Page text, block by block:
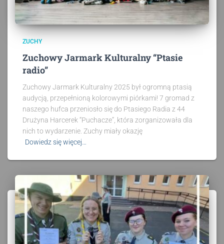
ZUCHY
Zuchowy Jarmark Kulturalny “Ptasie
radio”
Zuchowy Jarmark Kulturalny 2025 był ogromną ptasią
audycją, przepełnioną kolorowymi piórkami! 7 gromad z
naszego hufca przeniosło się do Ptasiego Radia z 44
Drużyna Harcerek “Puchacze”, która zorganizowała dla
nich to wydarzenie. Zuchy miały okazję
Dowiedz się więcej…